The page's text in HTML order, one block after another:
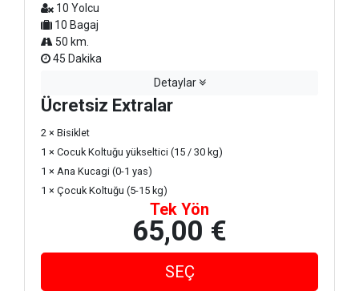
10 Yolcu
10 Bagaj
50 km.
45 Dakika
Detaylar
Ücretsiz Extralar
2 × Bisiklet
1 × Cocuk Koltuğu yükseltici (15 / 30 kg)
1 × Ana Kucagi (0-1 yas)
1 × Çocuk Koltuğu (5-15 kg)
Tek Yön
65,00 €